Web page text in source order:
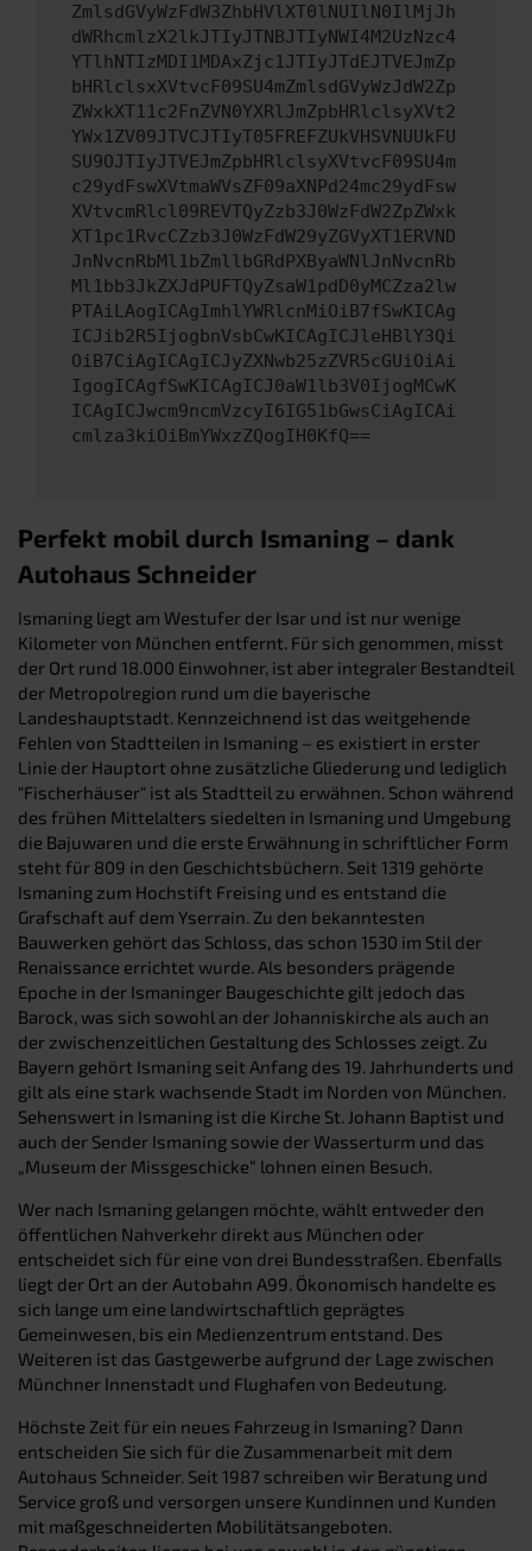
ZmlsdGVyWzFdW3ZhbHVlXT0lNUIlN0IlMjJh
dWRhcmlzX2lkJTIyJTNBJTIyNWI4M2UzNzc4
YTlhNTIzMDI1MDAxZjc1JTIyJTdEJTVEJmZp
bHRlclsxXVtvcF09SU4mZmlsdGVyWzJdW2Zp
ZWxkXT11c2FnZVN0YXRlJmZpbHRlclsyXVt2
YWx1ZV09JTVCJTIyT05FREFZUkVHSVNUUkFU
SU9OJTIyJTVEJmZpbHRlclsyXVtvcF09SU4m
c29ydFswXVtmaWVsZF09aXNPd24mc29ydFsw
XVtvcmRlcl09REVTQyZzb3J0WzFdW2ZpZWxk
XT1pc1RvcCZzb3J0WzFdW29yZGVyXT1ERVND
JnNvcnRbMl1bZmllbGRdPXByaWNlJnNvcnRb
Ml1bb3JkZXJdPUFTQyZsaW1pdD0yMCZza2lw
PTAiLAogICAgImhlYWRlcnMiOiB7fSwKICAg
ICJib2R5IjogbnVsbCwKICAgICJleHBlY3Qi
OiB7CiAgICAgICJyZXNwb25zZVR5cGUiOiAi
IgogICAgfSwKICAgICJ0aW1lb3V0IjogMCwK
ICAgICJwcm9ncmVzcyI6IG51bGwsCiAgICAi
cmlza3kiOiBmYWxzZQogIH0KfQ==
Perfekt mobil durch Ismaning – dank
Autohaus Schneider
Ismaning liegt am Westufer der Isar und ist nur wenige
Kilometer von München entfernt. Für sich genommen, misst
der Ort rund 18.000 Einwohner, ist aber integraler Bestandteil
der Metropolregion rund um die bayerische
Landeshauptstadt. Kennzeichnend ist das weitgehende
Fehlen von Stadtteilen in Ismaning – es existiert in erster
Linie der Hauptort ohne zusätzliche Gliederung und lediglich
"Fischerhäuser" ist als Stadtteil zu erwähnen. Schon während
des frühen Mittelalters siedelten in Ismaning und Umgebung
die Bajuwaren und die erste Erwähnung in schriftlicher Form
steht für 809 in den Geschichtsbüchern. Seit 1319 gehörte
Ismaning zum Hochstift Freising und es entstand die
Grafschaft auf dem Yserrain. Zu den bekanntesten
Bauwerken gehört das Schloss, das schon 1530 im Stil der
Renaissance errichtet wurde. Als besonders prägende
Epoche in der Ismaninger Baugeschichte gilt jedoch das
Barock, was sich sowohl an der Johanniskirche als auch an
der zwischenzeitlichen Gestaltung des Schlosses zeigt. Zu
Bayern gehört Ismaning seit Anfang des 19. Jahrhunderts und
gilt als eine stark wachsende Stadt im Norden von München.
Sehenswert in Ismaning ist die Kirche St. Johann Baptist und
auch der Sender Ismaning sowie der Wasserturm und das
„Museum der Missgeschicke“ lohnen einen Besuch.
Wer nach Ismaning gelangen möchte, wählt entweder den
öffentlichen Nahverkehr direkt aus München oder
entscheidet sich für eine von drei Bundesstraßen. Ebenfalls
liegt der Ort an der Autobahn A99. Ökonomisch handelte es
sich lange um eine landwirtschaftlich geprägtes
Gemeinwesen, bis ein Medienzentrum entstand. Des
Weiteren ist das Gastgewerbe aufgrund der Lage zwischen
Münchner Innenstadt und Flughafen von Bedeutung.
Höchste Zeit für ein neues Fahrzeug in Ismaning? Dann
entscheiden Sie sich für die Zusammenarbeit mit dem
Autohaus Schneider. Seit 1987 schreiben wir Beratung und
Service groß und versorgen unsere Kundinnen und Kunden
mit maßgeschneiderten Mobilitätsangeboten.